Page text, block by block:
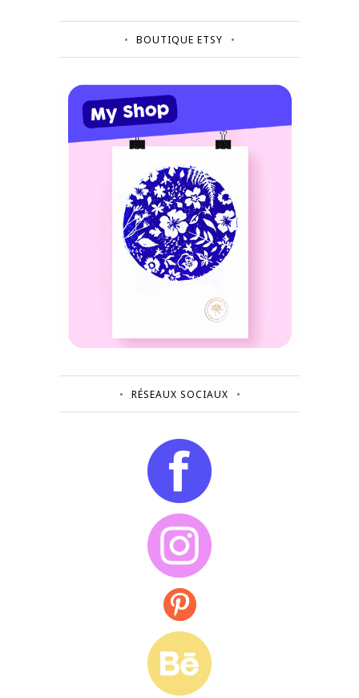
BOUTIQUE ETSY
RÉSEAUX SOCIAUX